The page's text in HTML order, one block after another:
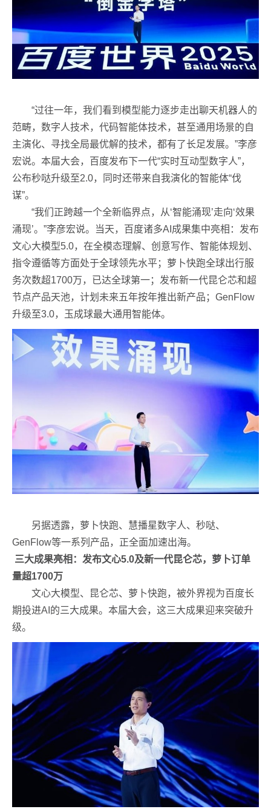
“过往一年，我们看到模型能力逐步走出聊天机器人的
范畴，数字人技术，代码智能体技术，甚至通用场景的自
主演化、寻找全局最优解的技术，都有了长足发展。”李彦
宏说。本届大会，百度发布下一代“实时互动型数字人”，
公布秒哒升级至2.0，同时还带来自我演化的智能体“伐
谋”。
“我们正跨越一个全新临界点，从‘智能涌现’走向‘效果
涌现’。”李彦宏说。当天，百度诸多AI成果集中亮相：发布
文心大模型5.0，在全模态理解、创意写作、智能体规划、
指令遵循等方面处于全球领先水平；萝卜快跑全球出行服
务次数超1700万，已达全球第一；发布新一代昆仑芯和超
节点产品天池，计划未来五年按年推出新产品；GenFlow
升级至3.0，玉成球最大通用智能体。
另据透露，萝卜快跑、慧播星数字人、秒哒、
GenFlow等一系列产品，正全面加速出海。
三大成果亮相：发布文心5.0及新一代昆仑芯，萝卜订单
量超1700万
文心大模型、昆仑芯、萝卜快跑，被外界视为百度长
期投进AI的三大成果。本届大会，这三大成果迎来突破升
级。